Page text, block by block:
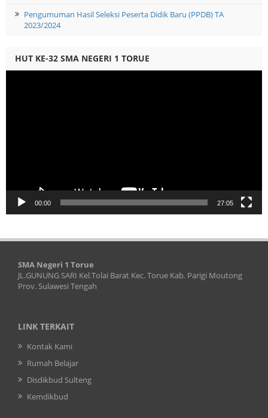
Pengumuman Hasil Seleksi Peserta Didik Baru (PPDB) TA
2023/2024
HUT KE-32 SMA NEGERI 1 TORUE
00:00 27:05
SMA Negeri 1 Torue
JL.GUNUNG SARI Kel.Tolai Barat Kec. Torue Kab. Parigi Moutong
Prov. Sulawesi Tengah
LINK TERKAIT
Kontak Kami
Rumah Belajar
Disdikbud Sulteng
Kemdikbud